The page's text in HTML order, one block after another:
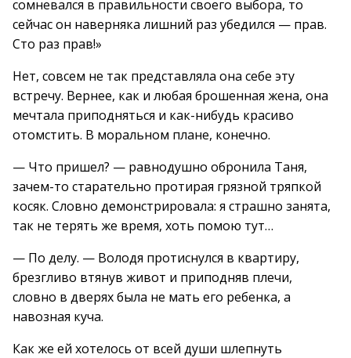
сомневался в правильности своего выбора, то
сейчас он наверняка лишний раз убедился — прав.
Сто раз прав!»
Нет, совсем не так представляла она себе эту
встречу. Вернее, как и любая брошенная жена, она
мечтала приподняться и как-нибудь красиво
отомстить. В моральном плане, конечно.
— Что пришел? — равнодушно обронила Таня,
зачем-то старательно протирая грязной тряпкой
косяк. Словно демонстрировала: я страшно занята,
так не терять же время, хоть помою тут…
— По делу. — Володя протиснулся в квартиру,
брезгливо втянув живот и приподняв плечи,
словно в дверях была не мать его ребенка, а
навозная куча.
Как же ей хотелось от всей души шлепнуть